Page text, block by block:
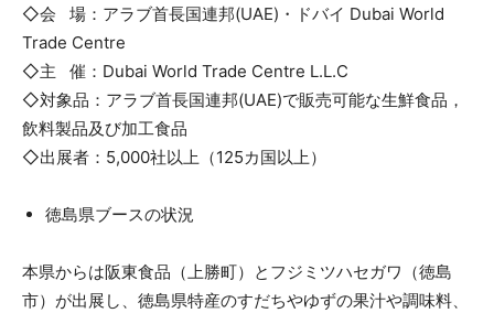
◇会 場：アラブ首長国連邦(UAE)・ドバイ Dubai World
Trade Centre
◇主 催：Dubai World Trade Centre L.L.C
◇対象品：アラブ首長国連邦(UAE)で販売可能な生鮮食品，
飲料製品及び加工食品
◇出展者：5,000社以上（125カ国以上）
徳島県ブースの状況
本県からは阪東食品（上勝町）とフジミツハセガワ（徳島
市）が出展し、徳島県特産のすだちやゆずの果汁や調味料、